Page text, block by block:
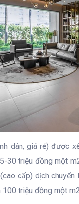
dân, giá rẻ) được
triệu đồng một
cấp) dịch
100 triệu đồng một